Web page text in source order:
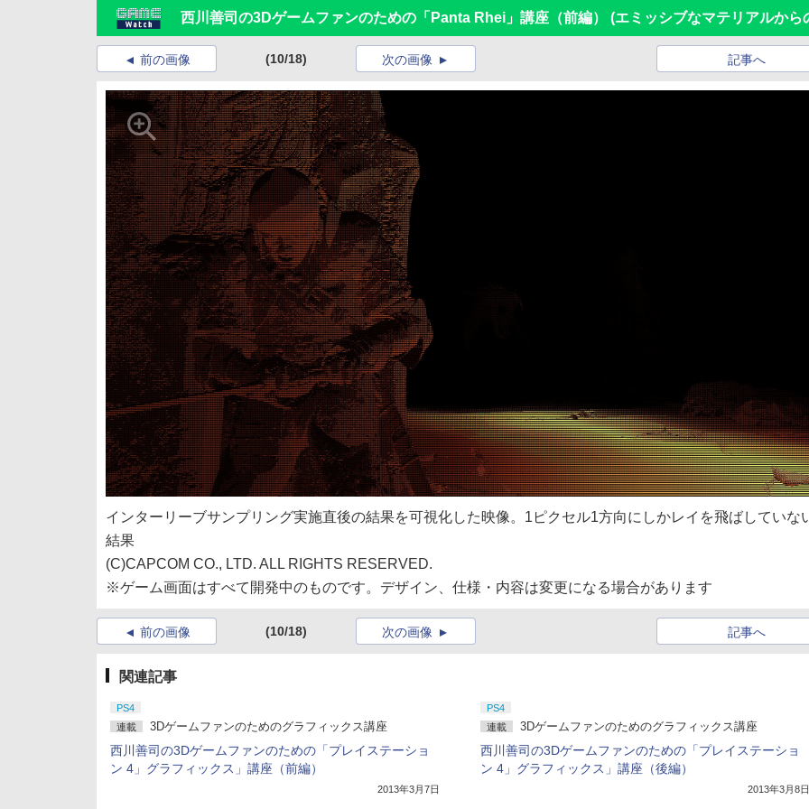
西川善司の3Dゲームファンのための「Panta Rhei」講座（前編） (エミッシブなマテリアルから
前の画像 (10/18) 記事へ
次の画像
インターリーブサンプリング実施直後の結果を可視化した映像。1ピクセル1方向にしかレイを飛ばしていな
結果
(C)CAPCOM CO., LTD. ALL RIGHTS RESERVED.
※ゲーム画面はすべて開発中のものです。デザイン、仕様・内容は変更になる場合があります
前の画像 (10/18) 記事へ
次の画像
関連記事
PS4
連載
3Dゲームファンのためのグラフィックス講座
西川善司の3Dゲームファンのための「プレイステーショ
ン 4」グラフィックス」講座（前編）
2013年3月7日
PS4
連載
3Dゲームファンのためのグラフィックス講座
西川善司の3Dゲームファンのための「プレイステーショ
ン 4」グラフィックス」講座（後編）
2013年3月8日